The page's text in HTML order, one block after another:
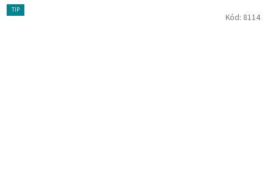
TIP
Kód: 8114